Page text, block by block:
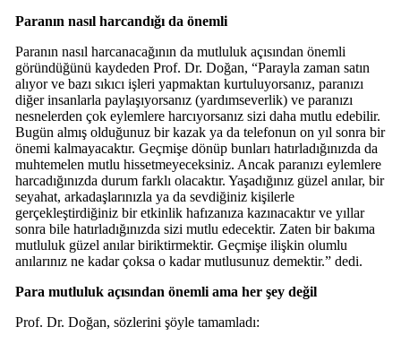
Paranın nasıl harcandığı da önemli
Paranın nasıl harcanacağının da mutluluk açısından önemli
göründüğünü kaydeden Prof. Dr. Doğan, “Parayla zaman satın
alıyor ve bazı sıkıcı işleri yapmaktan kurtuluyorsanız, paranızı
diğer insanlarla paylaşıyorsanız (yardımseverlik) ve paranızı
nesnelerden çok eylemlere harcıyorsanız sizi daha mutlu edebilir.
Bugün almış olduğunuz bir kazak ya da telefonun on yıl sonra bir
önemi kalmayacaktır. Geçmişe dönüp bunları hatırladığınızda da
muhtemelen mutlu hissetmeyeceksiniz. Ancak paranızı eylemlere
harcadığınızda durum farklı olacaktır. Yaşadığınız güzel anılar, bir
seyahat, arkadaşlarınızla ya da sevdiğiniz kişilerle
gerçekleştirdiğiniz bir etkinlik hafızanıza kazınacaktır ve yıllar
sonra bile hatırladığınızda sizi mutlu edecektir. Zaten bir bakıma
mutluluk güzel anılar biriktirmektir. Geçmişe ilişkin olumlu
anılarınız ne kadar çoksa o kadar mutlusunuz demektir.” dedi.
Para mutluluk açısından önemli ama her şey değil
Prof. Dr. Doğan, sözlerini şöyle tamamladı: